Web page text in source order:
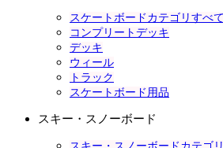
スケートボードカテゴリすべて
コンプリートデッキ
デッキ
ウィール
トラック
スケートボード用品
スキー・スノーボード